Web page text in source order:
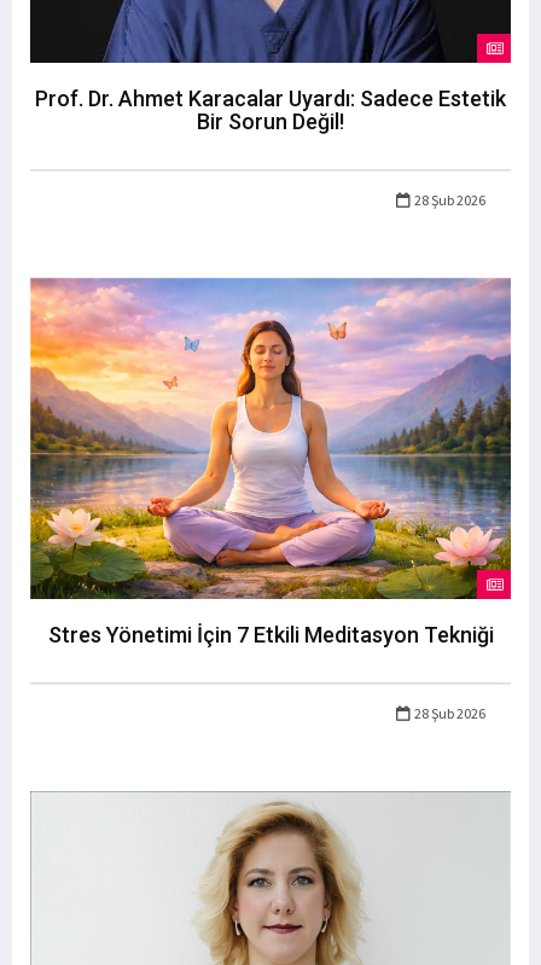
Prof. Dr. Ahmet Karacalar Uyardı: Sadece Estetik
Bir Sorun Değil!
28 Şub 2026
Stres Yönetimi İçin 7 Etkili Meditasyon Tekniği
28 Şub 2026